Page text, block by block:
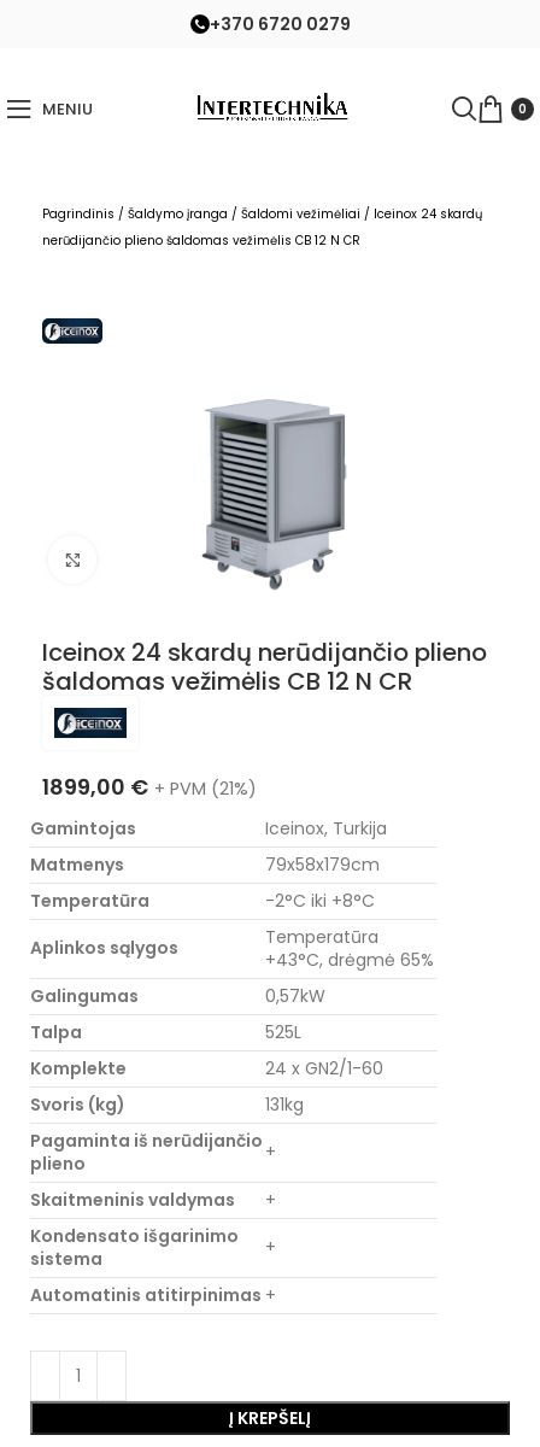
+370 6720 0279
MENIU 0
Pagrindinis / Šaldymo įranga / Šaldomi vežimėliai / Iceinox 24 skardų
nerūdijančio plieno šaldomas vežimėlis CB 12 N CR
Nuotraukos padidinimas
Iceinox 24 skardų nerūdijančio plieno
šaldomas vežimėlis CB 12 N CR
1899,00 € + PVM (21%)
Gamintojas
Iceinox, Turkija
Matmenys
79x58x179cm
Temperatūra
-2°C iki +8°C
Aplinkos sąlygos
Temperatūra
+43°C, drėgmė 65%
Galingumas
0,57kW
Talpa
525L
Komplekte
24 x GN2/1-60
Svoris (kg)
131kg
Pagaminta iš nerūdijančio
plieno
+
Skaitmeninis valdymas
+
Kondensato išgarinimo
sistema
+
Automatinis atitirpinimas +
Į KREPŠELĮ